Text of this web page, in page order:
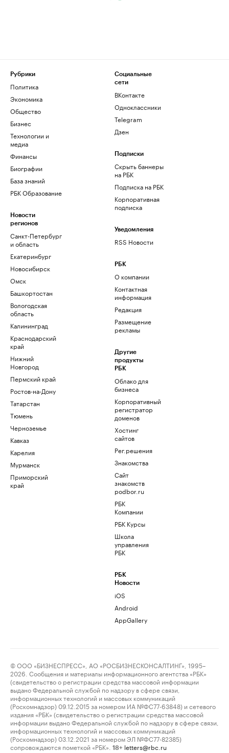
Рубрики
Политика
Экономика
Общество
Бизнес
Технологии и
медиа
Финансы
Биографии
База знаний
РБК Образование
Новости
регионов
Санкт-Петербург
и область
Екатеринбург
Новосибирск
Омск
Башкортостан
Вологодская
область
Калининград
Краснодарский
край
Нижний
Новгород
Пермский край
Ростов-на-Дону
Татарстан
Тюмень
Черноземье
Кавказ
Карелия
Мурманск
Приморский
край
Социальные
сети
ВКонтакте
Одноклассники
Telegram
Дзен
Подписки
Скрыть баннеры
на РБК
Подписка на РБК
Корпоративная
подписка
Уведомления
RSS Новости
РБК
О компании
Контактная
информация
Редакция
Размещение
рекламы
Другие
продукты
РБК
Облако для
бизнеса
Корпоративный
регистратор
доменов
Хостинг
сайтов
Рег.решения
Знакомства
Сайт
знакомств
podbor.ru
РБК
Компании
РБК Курсы
Школа
управления
РБК
РБК
Новости
iOS
Android
AppGallery
© ООО «БИЗНЕСПРЕСС», АО «РОСБИЗНЕСКОНСАЛТИНГ», 1995–
2026. Сообщения и материалы информационного агентства «РБК»
(свидетельство о регистрации средства массовой информации
выдано Федеральной службой по надзору в сфере связи,
информационных технологий и массовых коммуникаций
(Роскомнадзор) 09.12.2015 за номером ИА №ФС77-63848) и сетевого
издания «РБК» (свидетельство о регистрации средства массовой
информации выдано Федеральной службой по надзору в сфере связи,
информационных технологий и массовых коммуникаций
(Роскомнадзор) 03.12.2021 за номером ЭЛ №ФС77-82385)
сопровождаются пометкой «РБК».
18+ letters@rbc.ru